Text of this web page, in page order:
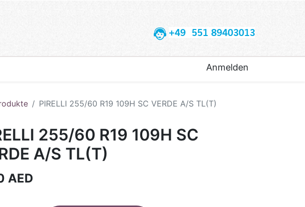
+49 551 89403013
Anmelden
PIRELLI 255/60 R19 109H SC VERDE A/S TL(T)
255/60 R19 109H SC
A/S TL(T)
AED